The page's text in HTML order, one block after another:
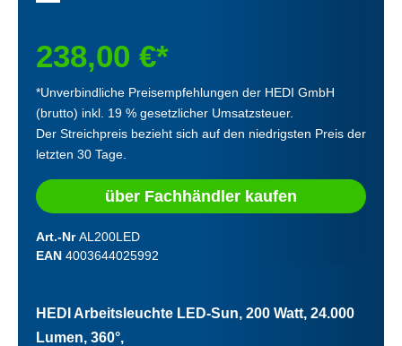
238,00 €*
*Unverbindliche Preisempfehlungen der HEDI GmbH
(brutto) inkl. 19 % gesetzlicher Umsatzsteuer.
Der Streichpreis bezieht sich auf den niedrigsten Preis der
letzten 30 Tage.
über Fachhändler kaufen
Art.-NrAL200LED
EAN 4003644025992
HEDI Arbeitsleuchte LED-Sun, 200 Watt, 24.000
Lumen, 360°,